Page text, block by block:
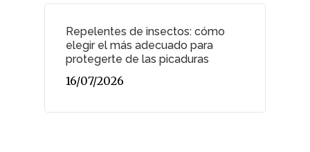
Repelentes de insectos: cómo
elegir el más adecuado para
protegerte de las picaduras
16/07/2026